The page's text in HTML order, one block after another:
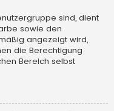
sind, dient
sowie den
angezeigt wird,
die Berechtigung
Bereich selbst